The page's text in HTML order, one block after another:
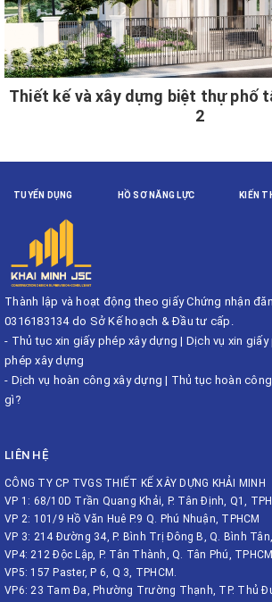
Thiết kế và xây dựng biệt thự phố
2
TUYỂN DỤNG HỒ SƠ NĂNG LỰC KIẾN
Thành lập và hoạt động theo giấy Chứng nhận
0316183134 do Sở Kế hoạch & Đầu tư cấp.
- Thủ tục xin giấy phép xây dựng | Dịch vụ xin
phép xây dựng
- Dịch vụ hoàn công xây dựng | Thủ tục hoàn
gì?
LIÊN HỆ
CÔNG TY CP TVGS THIẾT KẾ XÂY DỰNG KHẢI MINH
VP 1: 68/10D Trần Quang Khải, P. Tân Định, Q1,
VP 2: 101/9 Hồ Văn Huê P.9 Q. Phú Nhuận, TPHCM
VP 3: 214 Đường 34, P. Bình Trị Đông B, Q. Bình Tân,
VP4: 212 Độc Lập, P. Tân Thành, Q. Tân Phú, TPHCM
VP5: 157 Paster, P 6, Q 3, TPHCM.
VP6: 23 Tam Đa, Phường Trường Thạnh, TP. Thủ